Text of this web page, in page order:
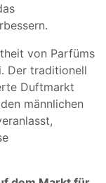
von Parfüms
Der traditionell
Duftmarkt
männlichen